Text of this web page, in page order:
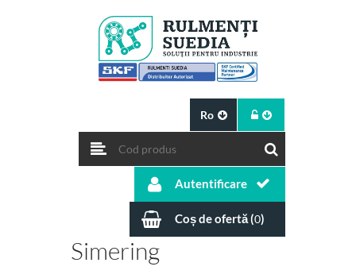
Ro
Autentificare
Coș de ofertă (0)
Simering